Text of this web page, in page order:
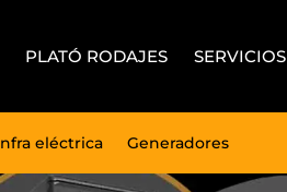
PLATÓ RODAJES SERVICIOS
eléctrica Generadores